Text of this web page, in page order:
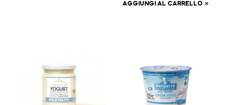
AGGIUNGI AL CARRELLO